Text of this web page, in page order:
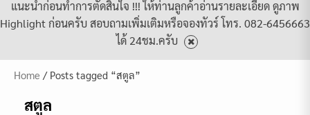
แนะนำก่อนทำการตัดสินใจ !!! ให้ท่านลูกค้าอ่านรายละเอียด ดูภาพ
Highlight ก่อนครับ สอบถามเพิ่มเติมหรือจองทัวร์ โทร. 082-6456663
ได้ 24ชม.ครับ
Home / Posts tagged “สตูล”
สตูล